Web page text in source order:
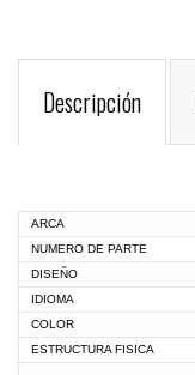
Descripción
ARCA
NUMERO DE PARTE
DISEÑO
IDIOMA
COLOR
ESTRUCTURA FISICA